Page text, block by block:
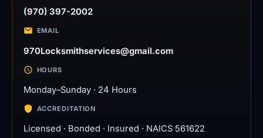
(970) 397-2002
EMAIL
970Locksmithservices@gmail.com
HOURS
Monday–Sunday · 24 Hours
ACCREDITATION
Licensed · Bonded · Insured · NAICS 561622